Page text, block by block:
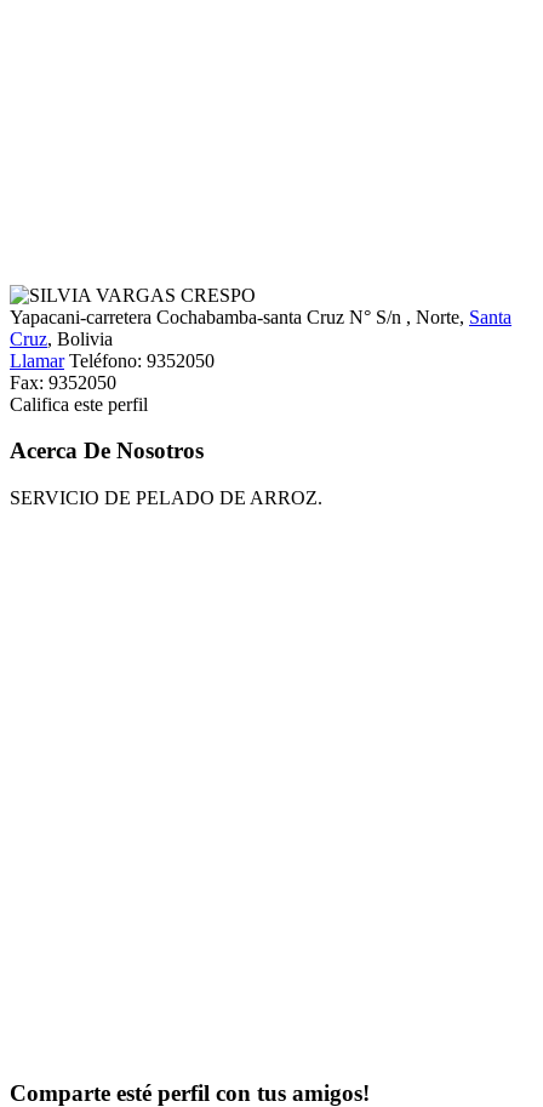
Yapacani-carretera Cochabamba-santa Cruz N° S/n , Norte, Santa
Cruz, Bolivia
Llamar Teléfono: 9352050
Fax: 9352050
Califica este perfil
Acerca De Nosotros
SERVICIO DE PELADO DE ARROZ.
Comparte esté perfil con tus amigos!